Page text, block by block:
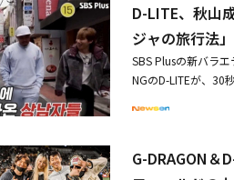
「これ放送される
クから「商道徳が
供され、D-LITEは
流したD-LITEだっ
しく声をかけた。
って笑いを誘った
だめた。 また、店
ョットを共有し、
ティバル「コーチ
s Festival）」に出
りの公式ステージ
ON＆D-LITEら、ロ
ASTIC BABY!
D-LITE、秋山
ジャの旅行法
SBS Plusの新バラ
NGのD-LITEが、30
の赴くままに楽し
いな一面や、小学
旅行記に期待が高
G-DRAGON＆